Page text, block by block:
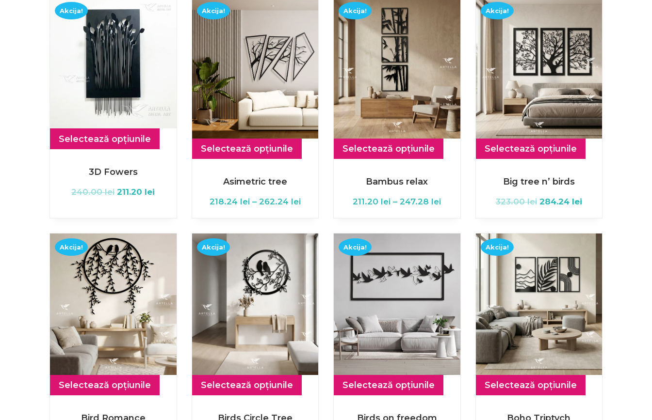
Akcija!
Selectează opțiunile
3D Fowers
240.00lei 211.20 lei
Akcija!
Selectează opțiunile
Asimetric tree
218.24 lei – 262.24 lei
Akcija!
Selectează opțiunile
Bambus relax
211.20 lei – 247.28 lei
Akcija!
Selectează opțiunile
Big tree n’ birds
323.00lei 284.24 lei
Akcija!
Selectează opțiunile
Akcija!
Selectează opțiunile
Akcija!
Selectează opțiunile
Akcija!
Selectează opțiunile